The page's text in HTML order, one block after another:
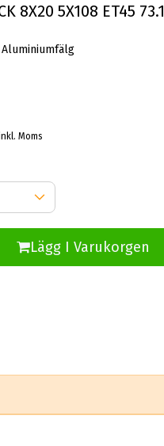
8X20 5X108 ET45 73.1
Aluminiumfälg
Moms
Lägg I Varukorgen